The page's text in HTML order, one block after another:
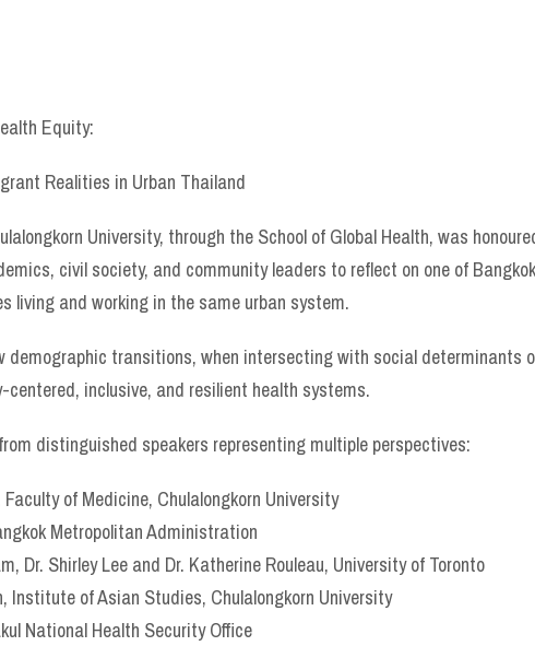
Equity:
Realities in Urban Thailand
University, through the School of Global Health, was
civil society, and community leaders to reflect on one of
living and working in the same urban system.
demographic transitions, when intersecting with social determinants
inclusive, and resilient health systems.
distinguished speakers representing multiple perspectives:
of Medicine, Chulalongkorn University
Metropolitan Administration
Dr. Shirley Lee and Dr. Katherine Rouleau, University of Toronto
Institute of Asian Studies, Chulalongkorn University
National Health Security Office